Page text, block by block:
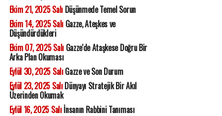
Ekim 21, 2025 SalıDüşünmede Temel Sorun
Ekim 14, 2025 SalıGazze, Ateşkes ve
Düşündürdükleri
Ekim 07, 2025 SalıGazze'de Ataşkese Doğru Bir
Arka Plan Okuması
Eylül 30, 2025 SalıGazze ve Son Durum
Eylül 23, 2025 SalıDünyayı Stratejik Bir Akıl
Üzerinden Okumak
Eylül 16, 2025 Salıİnsanın Rabbini Tanıması